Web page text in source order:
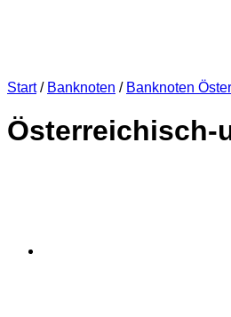
Start / Banknoten / Banknoten
Österreichisch-